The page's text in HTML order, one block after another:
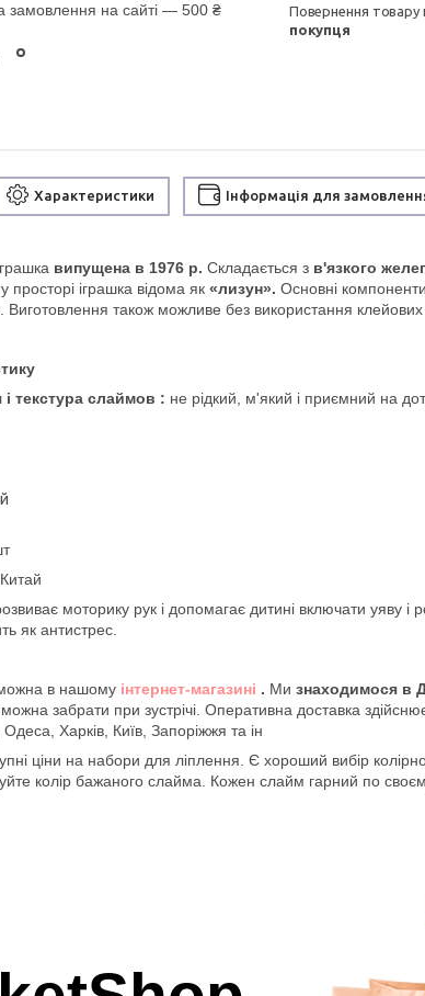
замовлення на сайті — 500 ₴
повернення
покупця
Характеристики Інформація для
випущена в 1976 р. Складається з в'язкого
просторі іграшка відома як «лизун». Основні
Виготовлення також можливе без використання клейових
текстура слаймов : не рідкий, м'який і приємний на
Китай
моторику рук і допомагає дитині включати уяву і
як антистрес.
в нашому інтернет-магазині . Ми знаходимося в
забрати при зустрічі. Оперативна доставка
Харків, Київ, Запоріжжя та ін
ціни на набори для ліплення. Є хороший вибір
колір бажаного слайма. Кожен слайм гарний по